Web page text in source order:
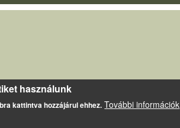
használunk
kattintva hozzájárul ehhez. További információk